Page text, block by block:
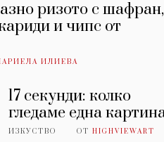
ризото с шафран,
и чипс от
ИЛИЕВА
17 секунди: колко
гледаме една
ИЗКУСТВО ОТHIGHVIEWART